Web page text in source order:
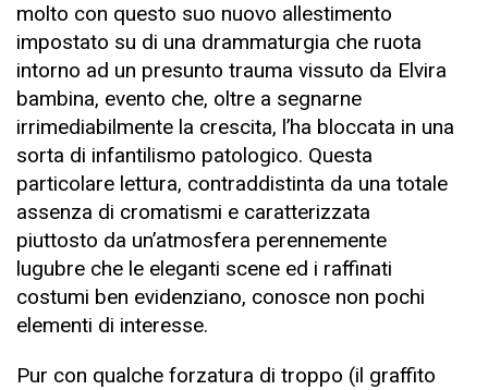
molto con questo suo nuovo allestimento
impostato su di una drammaturgia che ruota
intorno ad un presunto trauma vissuto da Elvira
bambina, evento che, oltre a segnarne
irrimediabilmente la crescita, l’ha bloccata in una
sorta di infantilismo patologico. Questa
particolare lettura, contraddistinta da una totale
assenza di cromatismi e caratterizzata
piuttosto da un’atmosfera perennemente
lugubre che le eleganti scene ed i raffinati
costumi ben evidenziano, conosce non pochi
elementi di interesse.
Pur con qualche forzatura di troppo (il graffito